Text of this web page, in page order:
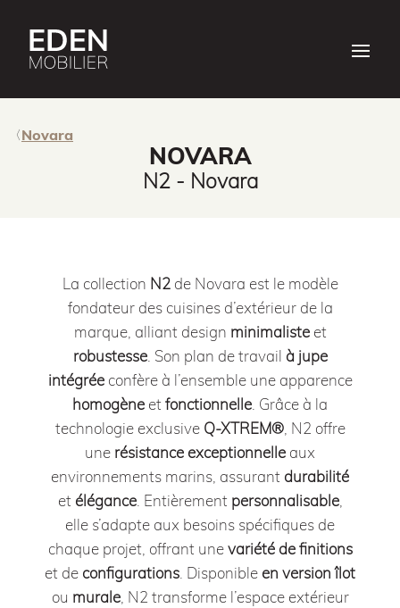
Novara
NOVARA
N2 - Novara
La collection N2de Novara est le modèle
fondateur des cuisines d’extérieur de la
marque, alliant design minimalisteet
robustesse. Son plan de travail à jupe
intégréeconfère à l’ensemble une apparence
homogène etfonctionnelle Grâce à la
technologie exclusive Q-XTREM®, N2 offre
une résistance exceptionnelle aux
environnements marins, assurant durabilité
et élégance. Entièrement personnalisable,
elle s’adapte aux besoins spécifiques de
chaque projet, offrant unevariété de finitions
et de configurations Disponible en version îlot
ou murale, N2 transforme l’espace extérieur